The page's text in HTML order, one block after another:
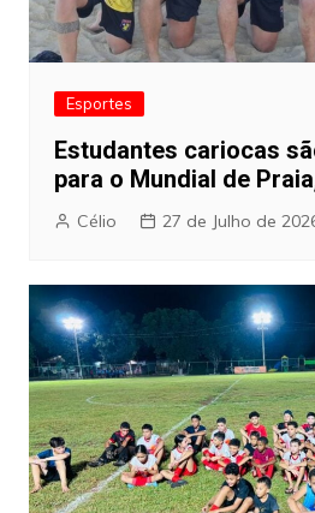
Esportes
Estudantes cariocas
para o Mundial de
Célio 27 de Julho de